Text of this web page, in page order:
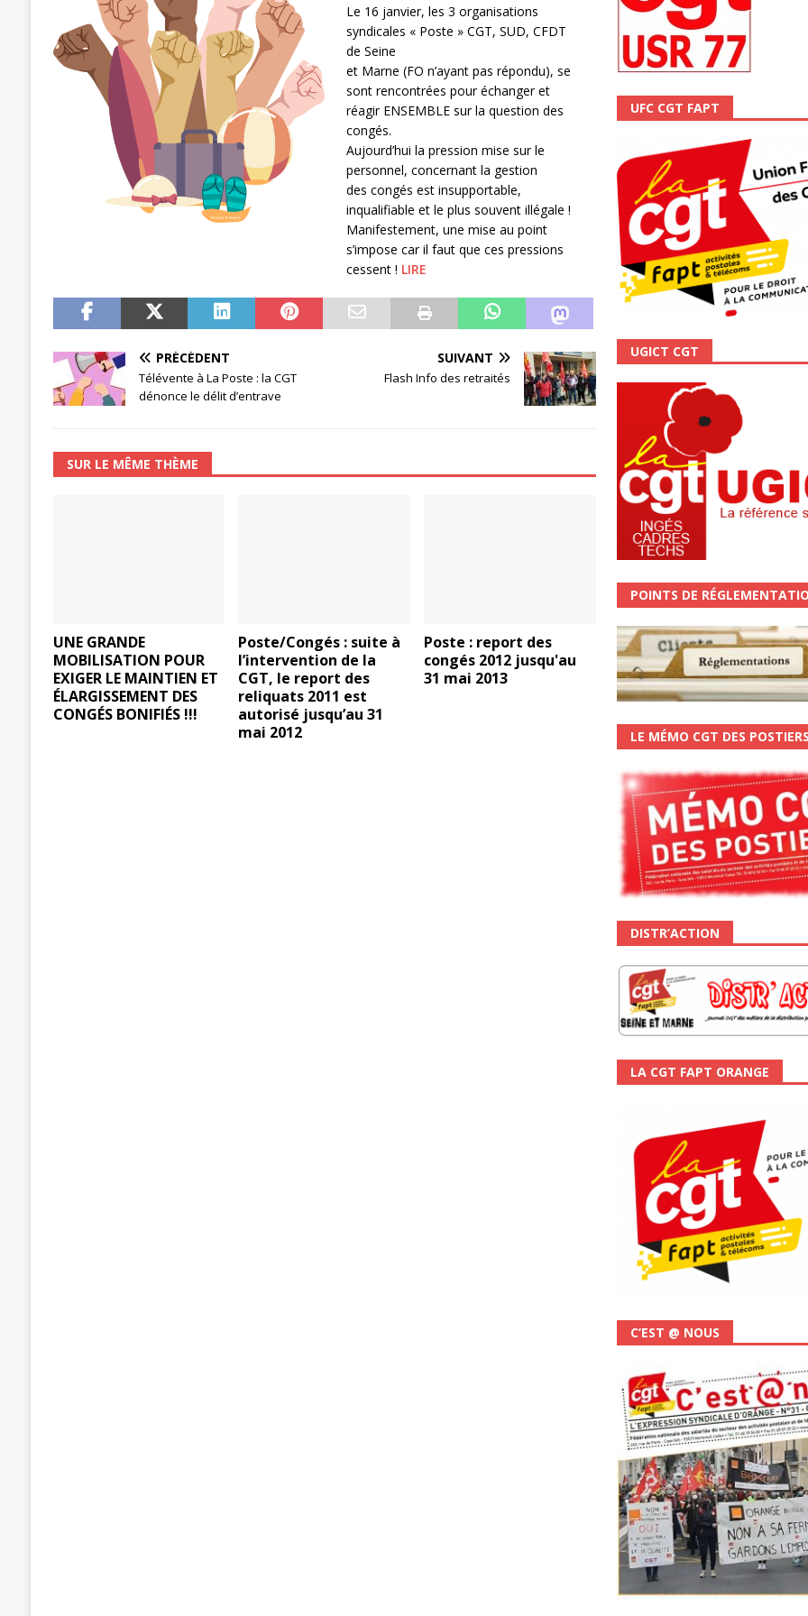
[ 27 avril 2024 ] 1er MAI 2024 ACTUALITÉ
Le 16 janvier, les 3 organisations
syndicales « Poste » CGT, SUD, CFDT
de Seine
et Marne (FO n’ayant pas répondu), se
sont rencontrées pour échanger et
réagir ENSEMBLE sur la question des
congés.
Aujourd’hui la pression mise sur le
personnel, concernant la gestion
des congés est insupportable,
inqualifiable et le plus souvent illégale !
Manifestement, une mise au point
s’impose car il faut que ces pressions
cessent ! LIRE
PRÉCÉDENT
Télévente à La Poste : la CGT
dénonce le délit d’entrave
SUIVANT
Flash Info des retraités
SUR LE MÊME THÈME
UNE GRANDE
MOBILISATION POUR
EXIGER LE MAINTIEN ET
ÉLARGISSEMENT DES
CONGÉS BONIFIÉS !!!
Poste/Congés : suite à
l’intervention de la
CGT, le report des
reliquats 2011 est
autorisé jusqu’au 31
mai 2012
Poste : report des
congés 2012 jusqu'au
31 mai 2013
UFC CGT FAPT
UGICT CGT
POINTS DE
LE MÉMO CGT DES
DISTR’ACTION
LA CGT FAPT ORANGE
C’EST @ NOUS